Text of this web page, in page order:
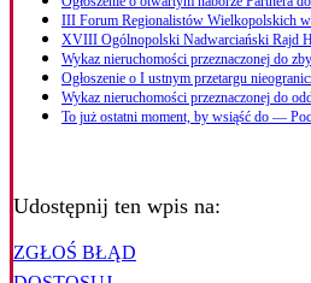
III Forum Regionalistów Wielkopolskich
XVIII Ogólnopolski Nadwarciański Rajd
Wykaz nieruchomości przeznaczonej do
Ogłoszenie o I ustnym przetargu
Wykaz nieruchomości przeznaczonej do
To już ostatni moment, by wsiąść do —
Udostępnij ten wpis na:
ZGŁOŚ BŁĄD